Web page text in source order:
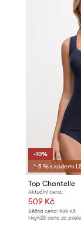
-10%
*-5 % s kódem:
Top Chantelle
Aktuální cena:
509 Kč
Běžná cena: 939 Kč
Nejnižší cena za